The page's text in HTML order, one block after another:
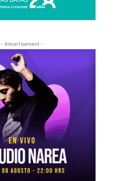
- Advertisement -